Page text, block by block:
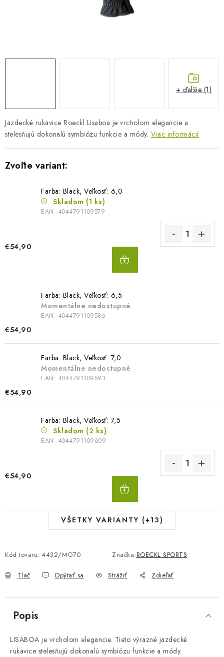
Obchodné podmienky
Dodacie podmienky
Podmienky ochrany osobných údajov
Napíšte nám
Jazdecké rukavice Roeckl Lisaboa je vrcholom elegancie a
stelesňujú dokonalú symbiózu funkcie a módy. Viac informácií
Farba: Black, Veľkosť: 6,0
Skladom (1 ks)
EAN: 4044791109579
€54,90
Farba: Black, Veľkosť: 6,5
Momentálne nedostupné
EAN: 4044791109586
€54,90
Farba: Black, Veľkosť: 7,0
Momentálne nedostupné
EAN: 4044791109593
€54,90
Farba: Black, Veľkosť: 7,5
Skladom (2 ks)
EAN: 4044791109609
€54,90
VŠETKY VARIANTY (+13)
Kód tovaru: 4432/MO70 Značka:ROECKL SPORTS
Tlač Opýtať sa Strážiť Zdieľať
+ ďalšie (1)
Popis
LISABOA je vrcholom elegancie. Tieto výrazné jazdecké
rukavice stelesňujú dokonalú symbiózu funkcie a módy.